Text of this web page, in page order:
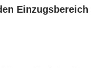
Einzugsbereich